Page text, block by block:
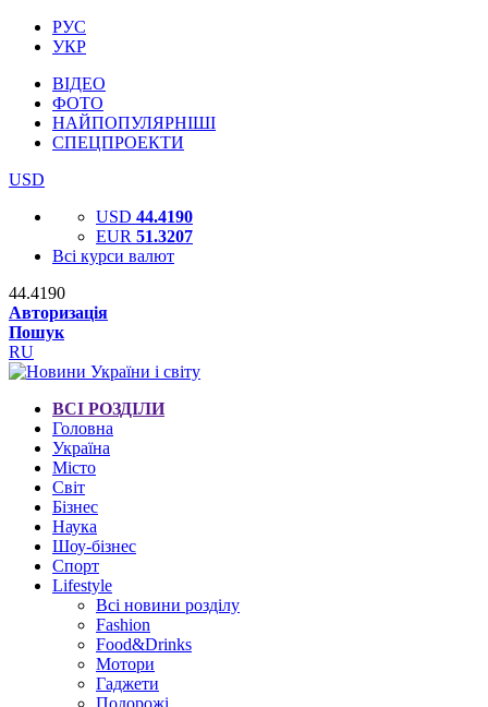
РУС
УКР
ВІДЕО
ФОТО
НАЙПОПУЛЯРНІШІ
СПЕЦПРОЕКТИ
USD
USD 44.4190
EUR 51.3207
Всі курси валют
44.4190
Авторизація
Пошук
RU
ВСІ РОЗДІЛИ
Головна
Україна
Місто
Світ
Бізнес
Наука
Шоу-бізнес
Спорт
Lifestyle
Всі новини розділу
Fashion
Food&Drinks
Мотори
Гаджети
Подорожі